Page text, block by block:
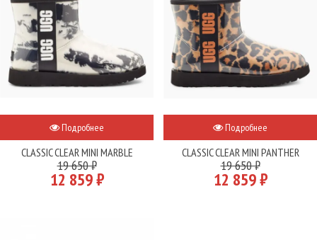
Подробнее
CLASSIC CLEAR MINI MARBLE
19 650 ₽
12 859 ₽
Подробнее
CLASSIC CLEAR MINI PANTHER
19 650 ₽
12 859 ₽